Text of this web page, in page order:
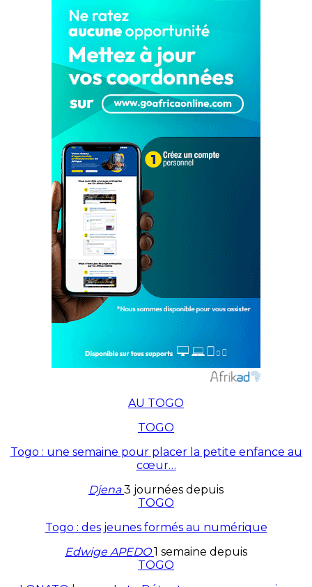
AU TOGO
TOGO
Togo : une semaine pour placer la petite enfance au
cœur…
Djena3 journées depuis
TOGO
Togo : des jeunes formés au numérique
Edwige APEDO1 semaine depuis
TOGO